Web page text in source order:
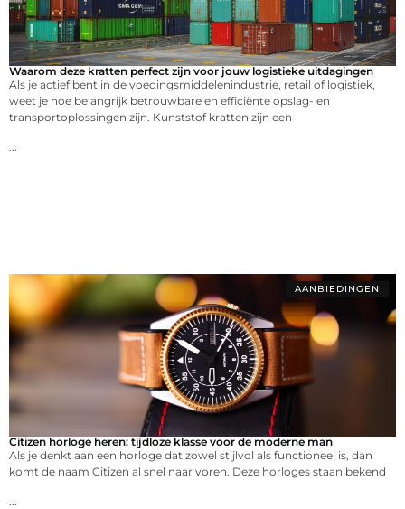
Waarom deze kratten perfect zijn voor jouw logistieke uitdagingen
Als je actief bent in de voedingsmiddelenindustrie, retail of logistiek,
weet je hoe belangrijk betrouwbare en efficiënte opslag- en
transportoplossingen zijn. Kunststof kratten zijn een
AANBIEDINGEN
Citizen horloge heren: tijdloze klasse voor de moderne man
Als je denkt aan een horloge dat zowel stijlvol als functioneel is, dan
komt de naam Citizen al snel naar voren. Deze horloges staan bekend